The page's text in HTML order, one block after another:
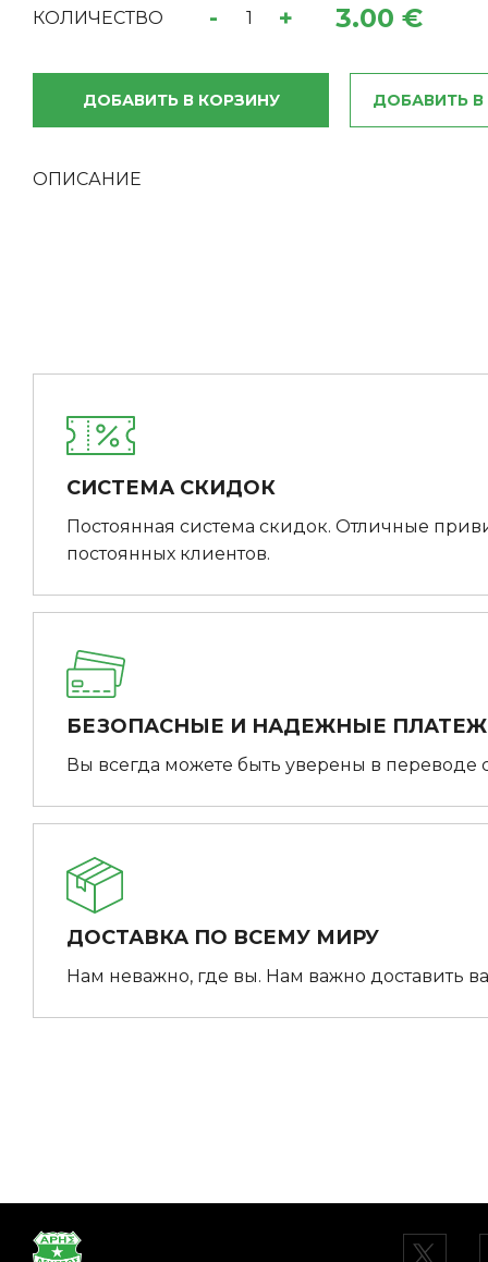
КОЛИЧЕСТВО - + 3.00 €
ДОБАВИТЬ В КОРЗИНУ ДОБАВИТЬ
ОПИСАНИЕ
СИСТЕМА СКИДОК
Постоянная система скидок. Отличные
постоянных клиентов.
БЕЗОПАСНЫЕ И НАДЕЖНЫЕ
Вы всегда можете быть уверены в переводе
ДОСТАВКА ПО ВСЕМУ МИРУ
Нам неважно, где вы. Нам важно доставить